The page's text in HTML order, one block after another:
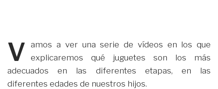
V
amos a ver una serie de vídeos en los que
explicaremos qué juguetes son los más
adecuados en las diferentes etapas, en las
diferentes edades de nuestros hijos.